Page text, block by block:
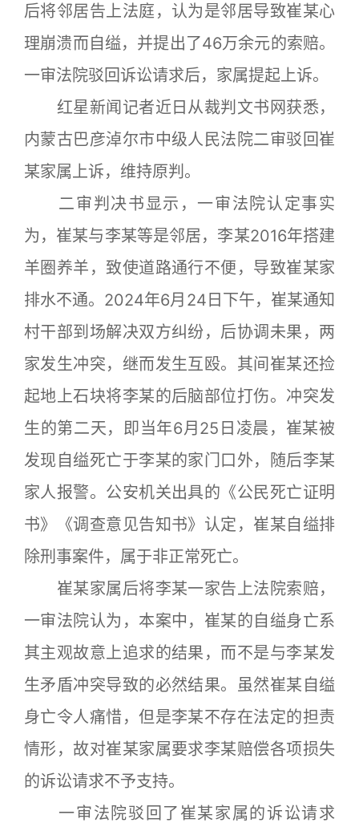
后将邻居告上法庭，认为是邻居导致崔某心
理崩溃而自缢，并提出了46万余元的索赔。
一审法院驳回诉讼请求后，家属提起上诉。
红星新闻记者近日从裁判文书网获悉，
内蒙古巴彦淖尔市中级人民法院二审驳回崔
某家属上诉，维持原判。
二审判决书显示，一审法院认定事实
为，崔某与李某等是邻居，李某2016年搭建
羊圈养羊，致使道路通行不便，导致崔某家
排水不通。2024年6月24日下午，崔某通知
村干部到场解决双方纠纷，后协调未果，两
家发生冲突，继而发生互殴。其间崔某还捡
起地上石块将李某的后脑部位打伤。冲突发
生的第二天，即当年6月25日凌晨，崔某被
发现自缢死亡于李某的家门口外，随后李某
家人报警。公安机关出具的《公民死亡证明
书》《调查意见告知书》认定，崔某自缢排
除刑事案件，属于非正常死亡。
崔某家属后将李某一家告上法院索赔，
一审法院认为，本案中，崔某的自缢身亡系
其主观故意上追求的结果，而不是与李某发
生矛盾冲突导致的必然结果。虽然崔某自缢
身亡令人痛惜，但是李某不存在法定的担责
情形，故对崔某家属要求李某赔偿各项损失
的诉讼请求不予支持。
一审法院驳回了崔某家属的诉讼请求